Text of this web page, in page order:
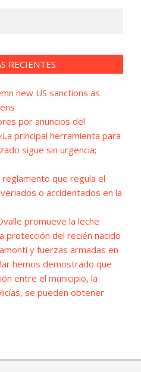
RECIENTES
new US sanctions as
por anuncios del
principal herramienta para
sigue sin urgencia;
que regula el
o accidentados en la
promueve la leche
protección del recién nacido
y fuerzas armadas en
hemos demostrado que
entre el municipio, la
se pueden obtener